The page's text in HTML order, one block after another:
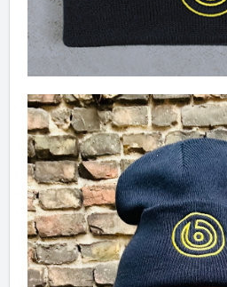
Artikel hinzugefügt
Dein Warenkorb ist fürSekunden